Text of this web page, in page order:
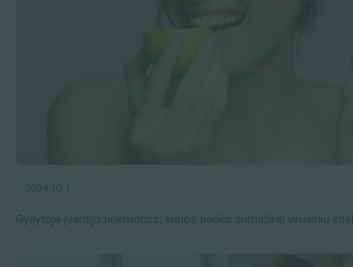
2024 10 1
Gydytoja įvardijo priemones, kurios padės sumažinti virusinių